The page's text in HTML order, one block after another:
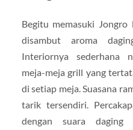
Begitu memasuki Jongro
disambut aroma
Interiornya sederhana
meja-meja grill yang
di setiap meja. Suasana
tarik tersendiri.
dengan suara